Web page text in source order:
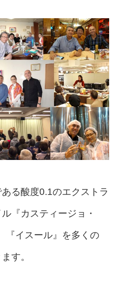
る酸度0.1のエクストラ
『カスティージョ・
『イスール』を多くの
す。